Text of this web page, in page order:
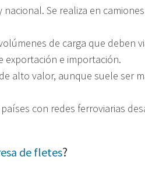
nacional. Se realiza en
de carga que deben
exportación e importación.
alto valor, aunque suele ser
con redes ferroviarias
de fletes?